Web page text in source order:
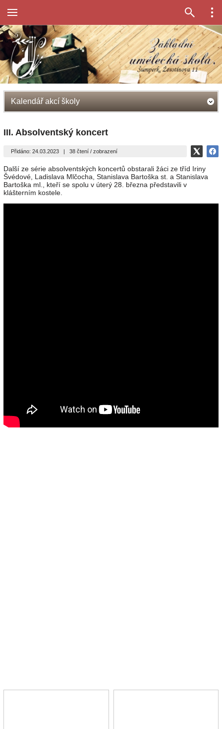
Kalendář akcí školy
III. Absolventský koncert
Přidáno: 24.03.2023 | 38 čtení / zobrazení
Další ze série absolventských koncertů obstarali žáci ze tříd Iriny
Švédové, Ladislava Mlčocha, Stanislava Bartoška st. a Stanislava
Bartoška ml., kteří se spolu v úterý 28. března představili v
klášterním kostele.